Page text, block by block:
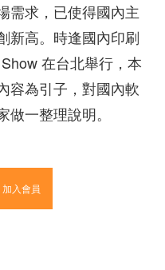
需求，已使得國內主
新高。時逢國內印刷
在台北舉行，本
容為引子，對國內軟
一整理說明。
加入會員